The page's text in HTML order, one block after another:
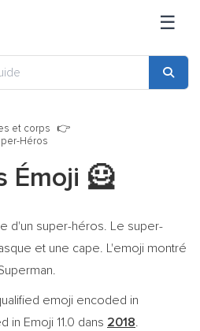
☰
et corps
Héros
Émoji 🦸
d'un super-héros. Le super-
et une cape. L'emoji montré
emoji encoded in
in Emoji 11.0 dans 2018.